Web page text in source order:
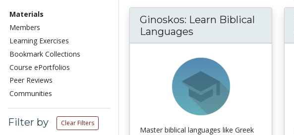
Materials
Members
Learning Exercises
Bookmark Collections
Course ePortfolios
Peer Reviews
Communities
Filter by Clear Filters
Ginoskos: Learn Biblical
Languages
Master biblical languages like Greek